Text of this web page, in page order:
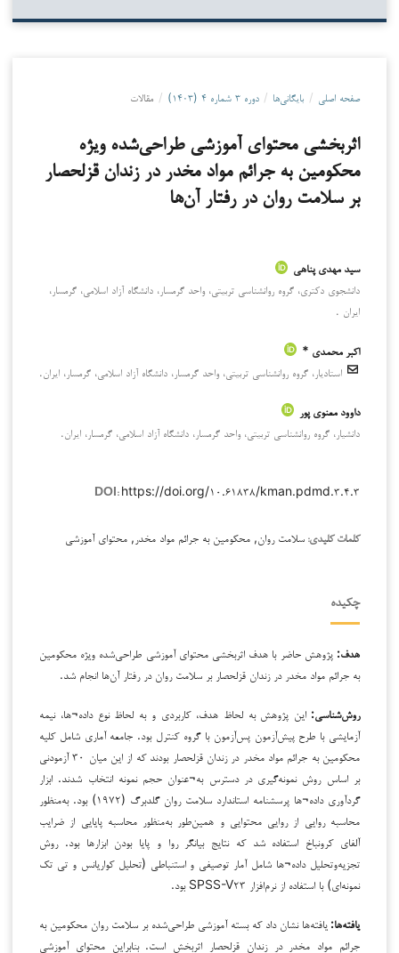
صفحه اصلی / بایگانی‌ها / دوره ۳ شماره ۴ (۱۴۰۳) / مقالات
اثربخشی محتوای آموزشی طراحی‌شده ویژه
محکومین به جرائم مواد مخدر در زندان قزلحصار
بر سلامت روان در رفتار آن‌ها
سید مهدی پناهی
دانشجوی دکتری، گروه روانشناسی تربیتی، واحد گرمسار، دانشگاه آزاد اسلامی، گرمسار،
ایران .
اکبر محمدی *
استادیار، گروه روانشناسی تربیتی، واحد گرمسار، دانشگاه آزاد اسلامی، گرمسار، ایران.
داوود معنوی پور
دانشیار، گروه روانشناسی تربیتی، واحد گرمسار، دانشگاه آزاد اسلامی، گرمسار، ایران.
DOI: https://doi.org/۱۰.۶۱۸۳۸/kman.pdmd.۳.۴.۳
کلمات کلیدی: سلامت روان, محکومین به جرائم مواد مخدر, محتوای آموزشی
چکیده
هدف: پژوهش حاضر با هدف اثربخشی محتوای آموزشی طراحی‌شده ویژه محکومین
به جرائم مواد مخدر در زندان قزلحصار بر سلامت روان در رفتار آن‌ها انجام شد.
روش‌شناسی: این پژوهش به لحاظ هدف، کاربردی و به لحاظ نوع داده¬ها، نیمه
آزمایشی با طرح پیش‌آزمون پس‌آزمون با گروه کنترل بود. جامعه آماری شامل کلیه
محکومین به جرائم مواد مخدر در زندان قزلحصار بودند که از این میان ۳۰ آزمودنی
بر اساس روش نمونه‌گیری در دسترس به¬عنوان حجم نمونه انتخاب شدند. ابزار
گردآوری داده¬ها پرسشنامه استاندارد سلامت روان گلدبرگ (۱۹۷۲) بود. به‌منظور
محاسبه روایی از روایی محتوایی و همین‌طور به‌منظور محاسبه پایایی از ضرایب
آلفای کرونباخ استفاده شد که نتایج بیانگر روا و پایا بودن ابزارها بود. روش
تجزیه‌وتحلیل داده¬ها شامل آمار توصیفی و استنباطی (تحلیل کواریانس و تی تک
نمونه‌ای) با استفاده از نرم‌افزار SPSS-V۲۳ بود.
یافته‌ها: یافته‌ها نشان داد که بسته آموزشی طراحی‌شده بر سلامت روان محکومین به
جرائم مواد مخدر در زندان قزلحصار اثربخش است. بنابراین محتوای آموزشی